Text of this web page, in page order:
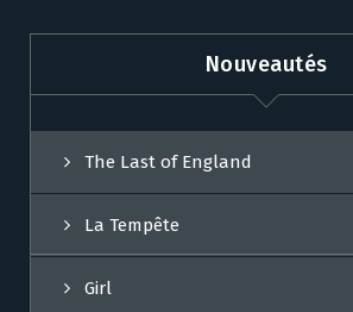
Nouveautés
The Last of England
La Tempête
Girl